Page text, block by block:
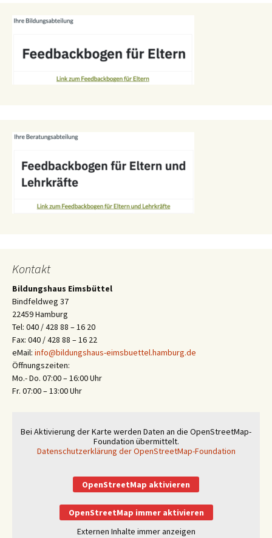
Kontakt
Bildungshaus Eimsbüttel
Bindfeldweg 37
22459 Hamburg
Tel: 040 / 428 88 – 16 20
Fax: 040 / 428 88 – 16 22
eMail: info@bildungshaus-eimsbuettel.hamburg.de
Öffnungszeiten:
Mo.- Do. 07:00 – 16:00 Uhr
Fr. 07:00 – 13:00 Uhr
Bei Aktivierung der Karte werden Daten an die OpenStreetMap-
Foundation übermittelt.
Datenschutzerklärung der OpenStreetMap-Foundation
OpenStreetMap aktivieren
OpenStreetMap immer aktivieren
Externen Inhalte immer anzeigen